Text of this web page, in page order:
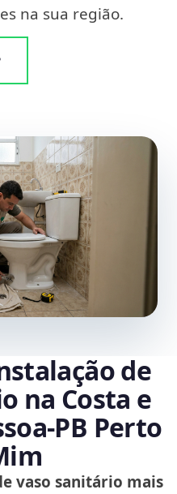
na sua região.
de
na Costa e
Perto
vaso sanitário mais